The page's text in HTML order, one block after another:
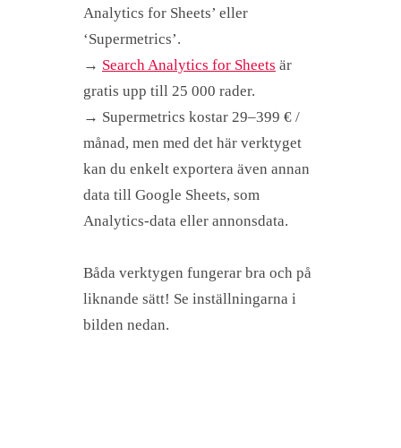
Analytics for Sheets’ eller
‘Supermetrics’.
→ Search Analytics for Sheets är
gratis upp till 25 000 rader.
→ Supermetrics kostar 29–399 € /
månad, men med det här verktyget
kan du enkelt exportera även annan
data till Google Sheets, som
Analytics-data eller annonsdata.
Båda verktygen fungerar bra och på
liknande sätt! Se inställningarna i
bilden nedan.